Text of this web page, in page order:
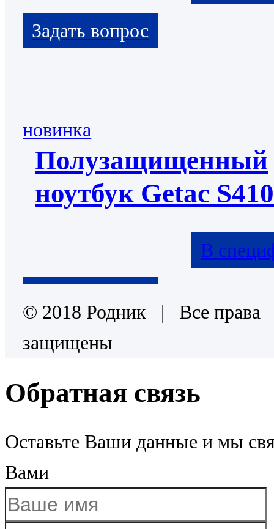
новинка
Полузащищенный
ноутбук Getac S410
В
© 2018 Родник | Все права
защищены
Обратная связь
Оставьте Ваши данные и мы
Вами